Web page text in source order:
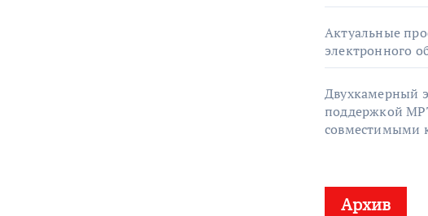
Актуальные
электронного
Двухкамерный
поддержкой
совместимыми
Архив